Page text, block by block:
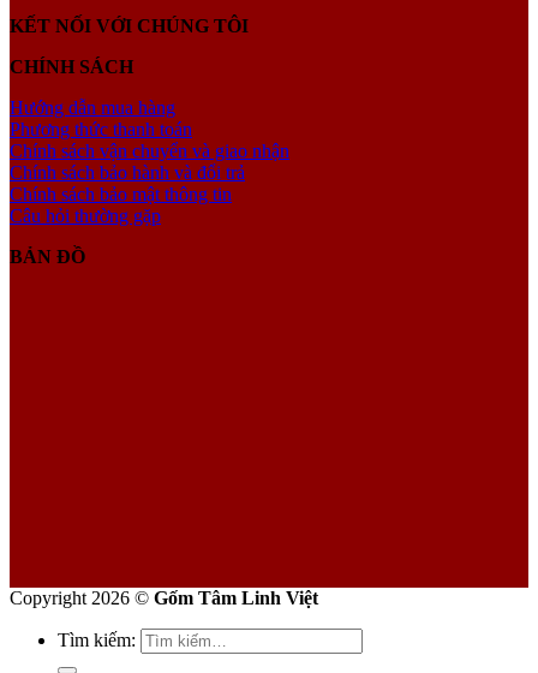
KẾT NỐI VỚI CHÚNG TÔI
CHÍNH SÁCH
Hướng dẫn mua hàng
Phương thức thanh toán
Chính sách vận chuyển và giao nhận
Chính sách bảo hành và đổi trả
Chính sách bảo mật thông tin
Câu hỏi thường gặp
BẢN ĐỒ
Copyright 2026 © Gốm Tâm Linh Việt
Tìm kiếm: